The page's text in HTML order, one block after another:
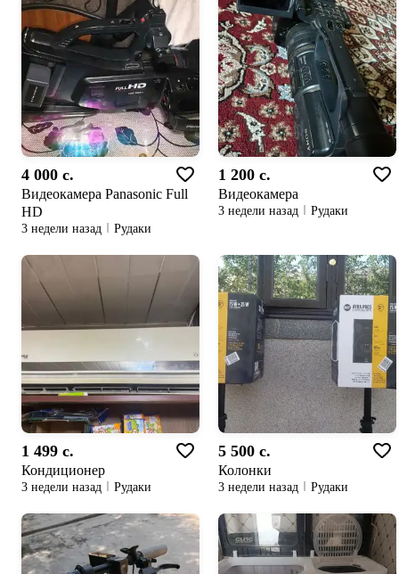
4 000 c.
Видеокамера Panasonic Full
HD
3 недели назад Рудаки
1 200 c.
Видеокамера
3 недели назад Рудаки
1 499 c.
Кондиционер
3 недели назад Рудаки
5 500 c.
Колонки
3 недели назад Рудаки